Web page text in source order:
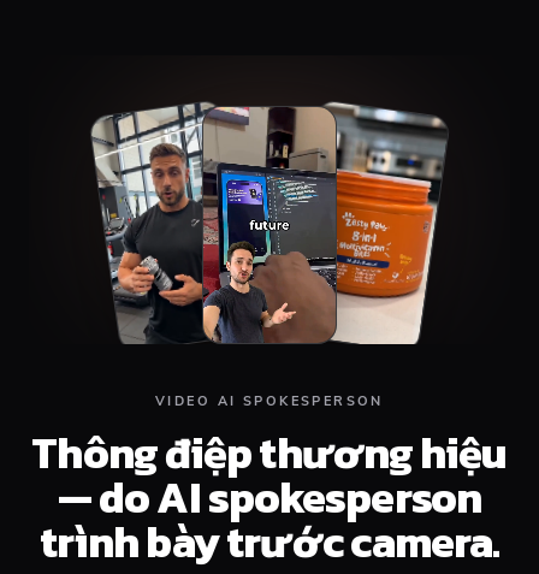
VIDEO AI SPOKESPERSON
Thông điệp thương hiệu
— do AI spokesperson
trình bày trước camera.